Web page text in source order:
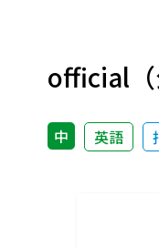
official（
中 英語